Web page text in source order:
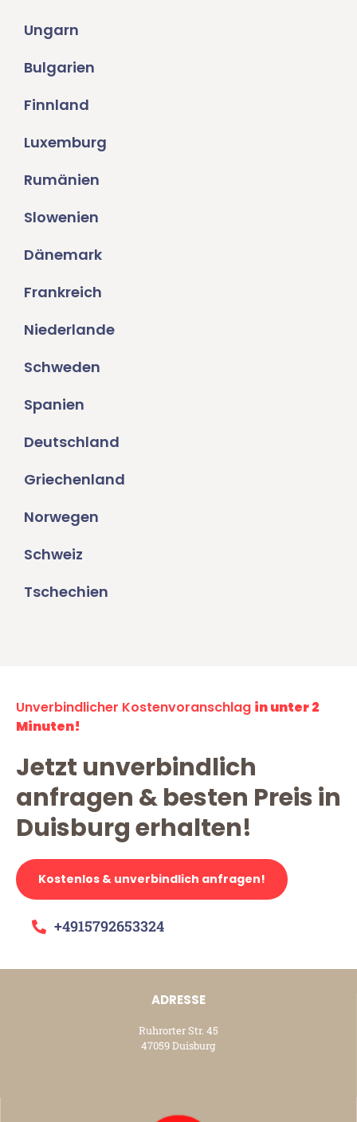
Ungarn
Bulgarien
Finnland
Luxemburg
Rumänien
Slowenien
Dänemark
Frankreich
Niederlande
Schweden
Spanien
Deutschland
Griechenland
Norwegen
Schweiz
Tschechien
Unverbindlicher Kostenvoranschlag in unter 2
Minuten!
Jetzt unverbindlich
anfragen & besten Preis in
Duisburg erhalten!
Kostenlos & unverbindlich anfragen!
+4915792653324
ADRESSE
Ruhrorter Str. 45
47059 Duisburg